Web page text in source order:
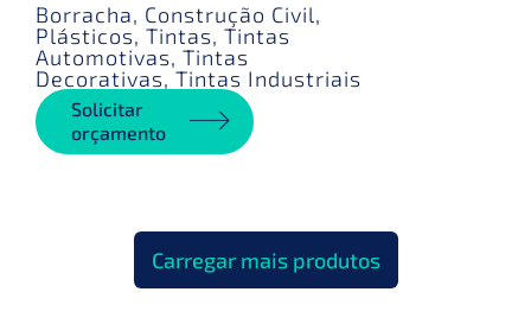
Borracha, Construção Civil,
Plásticos, Tintas, Tintas
Automotivas, Tintas
Decorativas, Tintas Industriais
Solicitar
orçamento
Carregar mais produtos